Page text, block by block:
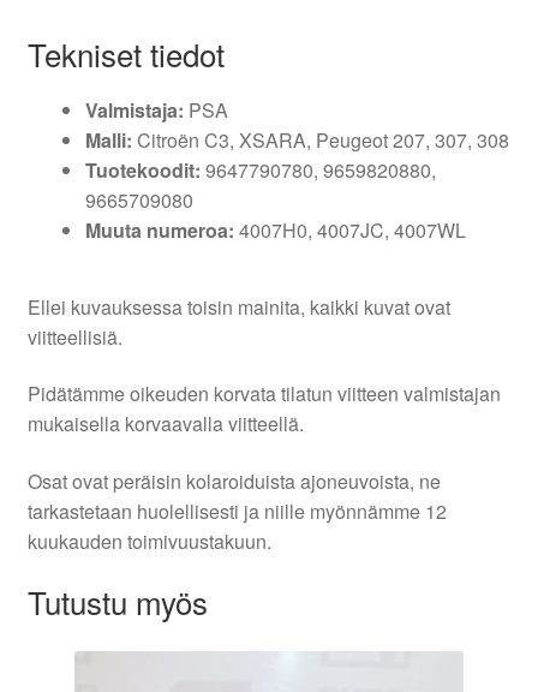
Tekniset tiedot
Valmistaja: PSA
Malli: Citroën C3, XSARA, Peugeot 207, 307, 308
Tuotekoodit: 9647790780, 9659820880,
9665709080
Muuta numeroa: 4007H0, 4007JC, 4007WL
Ellei kuvauksessa toisin mainita, kaikki kuvat ovat
viitteellisiä.
Pidätämme oikeuden korvata tilatun viitteen valmistajan
mukaisella korvaavalla viitteellä.
Osat ovat peräisin kolaroiduista ajoneuvoista, ne
tarkastetaan huolellisesti ja niille myönnämme 12
kuukauden toimivuustakuun.
Tutustu myös